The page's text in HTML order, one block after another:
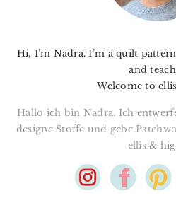
Hi, I’m Nadra. I’m a quilt
and
Welcome to
Hallo ich bin Nadra. Ich
designe Stoffe und gebe
ellis &